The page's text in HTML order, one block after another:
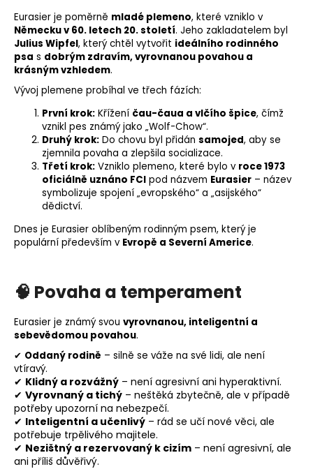
Eurasier je poměrně mladé plemeno, které vzniklo v
Německu v 60. letech 20. století. Jeho zakladatelem byl
Julius Wipfel, který chtěl vytvořit ideálního rodinného
psa s dobrým zdravím, vyrovnanou povahou a
krásným vzhledem.
Vývoj plemene probíhal ve třech fázích:
První krok: Křížení čau-čaua a vlčího špice, čímž
vznikl pes známý jako „Wolf-Chow“.
Druhý krok: Do chovu byl přidán samojed, aby se
zjemnila povaha a zlepšila socializace.
Třetí krok: Vzniklo plemeno, které bylo v roce 1973
oficiálně uznáno FCI pod názvem Eurasier – název
symbolizuje spojení „evropského“ a „asijského“
dědictví.
Dnes je Eurasier oblíbeným rodinným psem, který je
populární především v Evropě a Severní Americe.
🧠 Povaha a temperament
Eurasier je známý svou vyrovnanou, inteligentní a
sebevědomou povahou.
✔ Oddaný rodině – silně se váže na své lidi, ale není
vtíravý.
✔ Klidný a rozvážný – není agresivní ani hyperaktivní.
✔ Vyrovnaný a tichý – neštěká zbytečně, ale v případě
potřeby upozorní na nebezpečí.
✔ Inteligentní a učenlivý – rád se učí nové věci, ale
potřebuje trpělivého majitele.
✔ Nezištný a rezervovaný k cizím – není agresivní, ale
ani příliš důvěřivý.